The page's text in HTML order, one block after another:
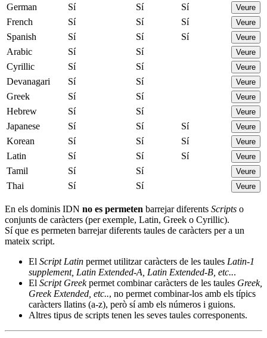
German Sí Sí Sí Veure
French Sí Sí Sí Veure
Spanish Sí Sí Sí Veure
Arabic Sí Sí Veure
Cyrillic Sí Sí Veure
Devanagari Sí Sí Veure
Greek Sí Sí Veure
Hebrew Sí Sí Veure
Japanese Sí Sí Sí Veure
Korean Sí Sí Sí Veure
Latin Sí Sí Sí Veure
Tamil Sí Sí Veure
Thai Sí Sí Veure
En els dominis IDN no es permeten barrejar diferents Scripts o
conjunts de caràcters (per exemple, Latin, Greek o Cyrillic).
Sí que es permeten barrejar diferents taules de caràcters per a un
mateix script.
El Script Latin permet utilitzar caràcters de les taules Latin-1
supplement, Latin Extended-A, Latin Extended-B, etc...
El Script Greekpermet combinar caràcters de les taules Greek,
Greek Extended, etc.., no permet combinar-los amb els típics
caràcters llatins (a-z), però sí amb els números i guions.
Altres tipus de scripts tenen les seves taules corresponents.